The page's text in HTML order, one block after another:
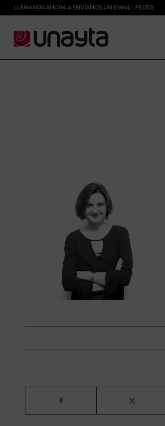
LLÁMANOS AHORAo ENVÍANOS UN EMAIL| FEDER